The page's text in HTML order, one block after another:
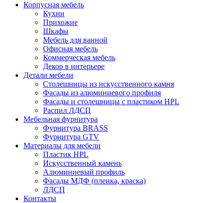
Корпусная мебель
Кухни
Прихожие
Шкафы
Мебель для ванной
Офисная мебель
Коммерческая мебель
Декор в интерьере
Детали мебели
Столешницы из искусственного камня
Фасады из алюминиевого профиля
Фасады и столешницы с пластиком HPL
Распил ЛДСП
Мебельная фурнитура
Фурнитура BRASS
Фурнитура GTV
Материалы для мебели
Пластик HPL
Искусственный камень
Алюминиевый профиль
Фасады МДФ (пленка, краска)
ЛДСП
Контакты